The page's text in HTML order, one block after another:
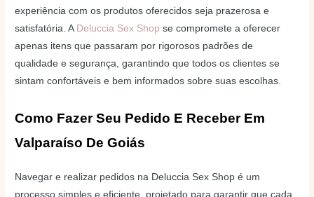
experiência com os produtos oferecidos seja prazerosa e
satisfatória. A Deluccia Sex Shop se compromete a oferecer
apenas itens que passaram por rigorosos padrões de
qualidade e segurança, garantindo que todos os clientes se
sintam confortáveis e bem informados sobre suas escolhas.
Como Fazer Seu Pedido E Receber Em
Valparaíso De Goiás
Navegar e realizar pedidos na Deluccia Sex Shop é um
processo simples e eficiente, projetado para garantir que cada